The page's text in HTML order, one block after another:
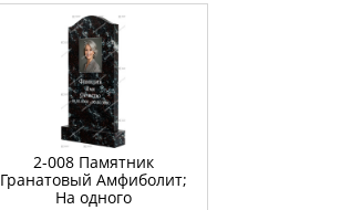
2-008 Памятник
Гранатовый Амфиболит;
На одного